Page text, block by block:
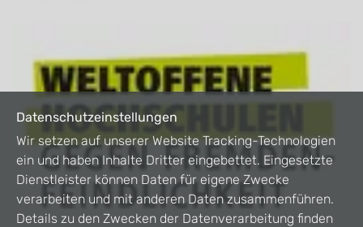
Datenschutzeinstellungen
Wir setzen auf unserer Website Tracking-Technologien
ein und haben Inhalte Dritter eingebettet. Eingesetzte
Dienstleister können Daten für eigene Zwecke
verarbeiten und mit anderen Daten zusammenführen.
Details zu den Zwecken der Datenverarbeitung finden